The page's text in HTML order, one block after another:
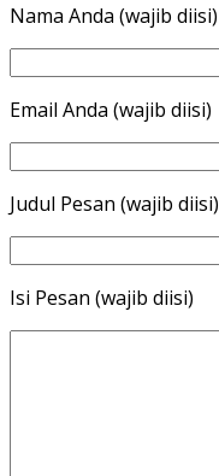
Nama Anda (wajib diisi)
Email Anda (wajib diisi)
Judul Pesan (wajib diisi)
Isi Pesan (wajib diisi)